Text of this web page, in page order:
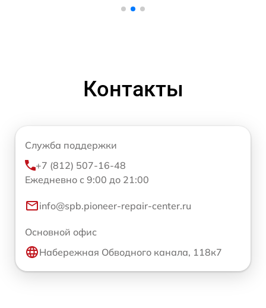
Контакты
Служба поддержки
+7 (812) 507-16-48
Ежедневно с 9:00 до 21:00
info@spb.pioneer-repair-center.ru
Основной офис
Набережная Обводного канала, 118к7